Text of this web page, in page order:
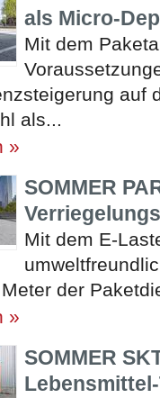
als Micro-
Mit dem
auf
als...
»
SOMMER
Mit dem E-
der
»
SOMMER